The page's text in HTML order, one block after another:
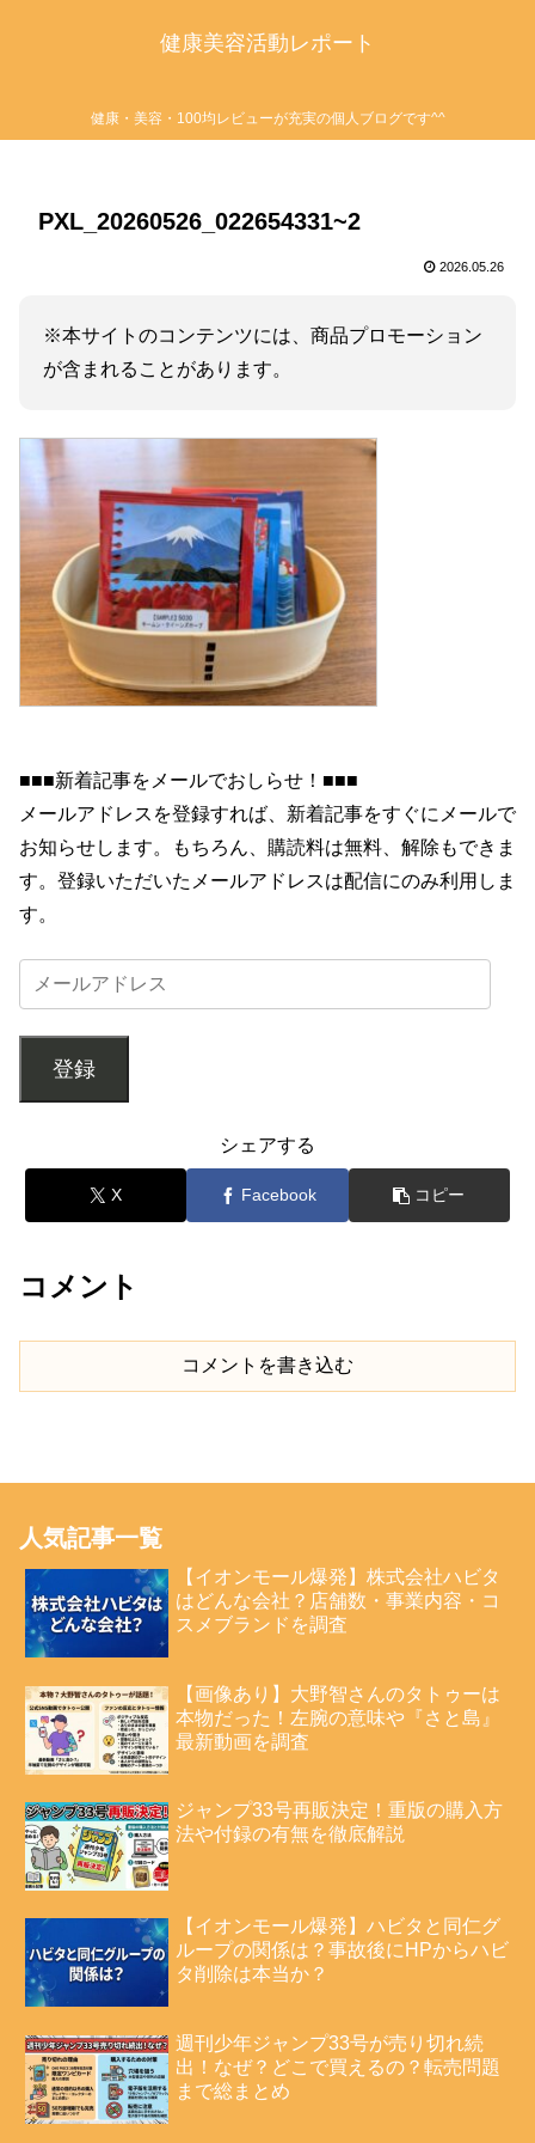
健康美容活動レポート
健康・美容・100均レビューが充実の個人ブログです^^
PXL_20260526_022654331~2
2026.05.26
※本サイトのコンテンツには、商品プロモーション
が含まれることがあります。
■■■新着記事をメールでおしらせ！■■■
メールアドレスを登録すれば、新着記事をすぐにメールで
お知らせします。もちろん、購読料は無料、解除もできま
す。登録いただいたメールアドレスは配信にのみ利用しま
す。
登録
シェアする
X Facebook コピー
コメント
コメントを書き込む
人気記事一覧
【イオンモール爆発】株式会社ハビタ
はどんな会社？店舗数・事業内容・コ
スメブランドを調査
【画像あり】大野智さんのタトゥーは
本物だった！左腕の意味や『さと島』
最新動画を調査
ジャンプ33号再販決定！重版の購入方
法や付録の有無を徹底解説
【イオンモール爆発】ハビタと同仁グ
ループの関係は？事故後にHPからハビ
タ削除は本当か？
週刊少年ジャンプ33号が売り切れ続
出！なぜ？どこで買えるの？転売問題
まで総まとめ